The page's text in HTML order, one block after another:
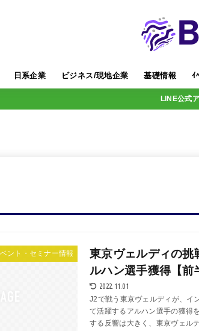
日系企業 ビジネス/現地企業 基礎情報 ｲ
LINE公式
ント・セミナー情報
東京ヴェルディの
ルハン選手獲得【前
2022.11.01
J2で戦う東京ヴェルディが、イ
て活躍するアルハン選手の獲得
する反響は大きく、東京ヴェル